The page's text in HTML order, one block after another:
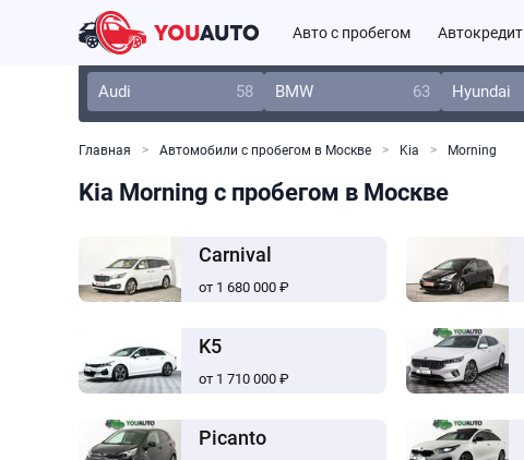
Авто с пробегом Автокредит
Audi 58 BMW 63 Hyundai
Главная Автомобили с пробегом в Москве Kia Morning
Kia Morning с пробегом в Москве
Carnival
от 1 680 000 ₽
K5
от 1 710 000 ₽
Picanto